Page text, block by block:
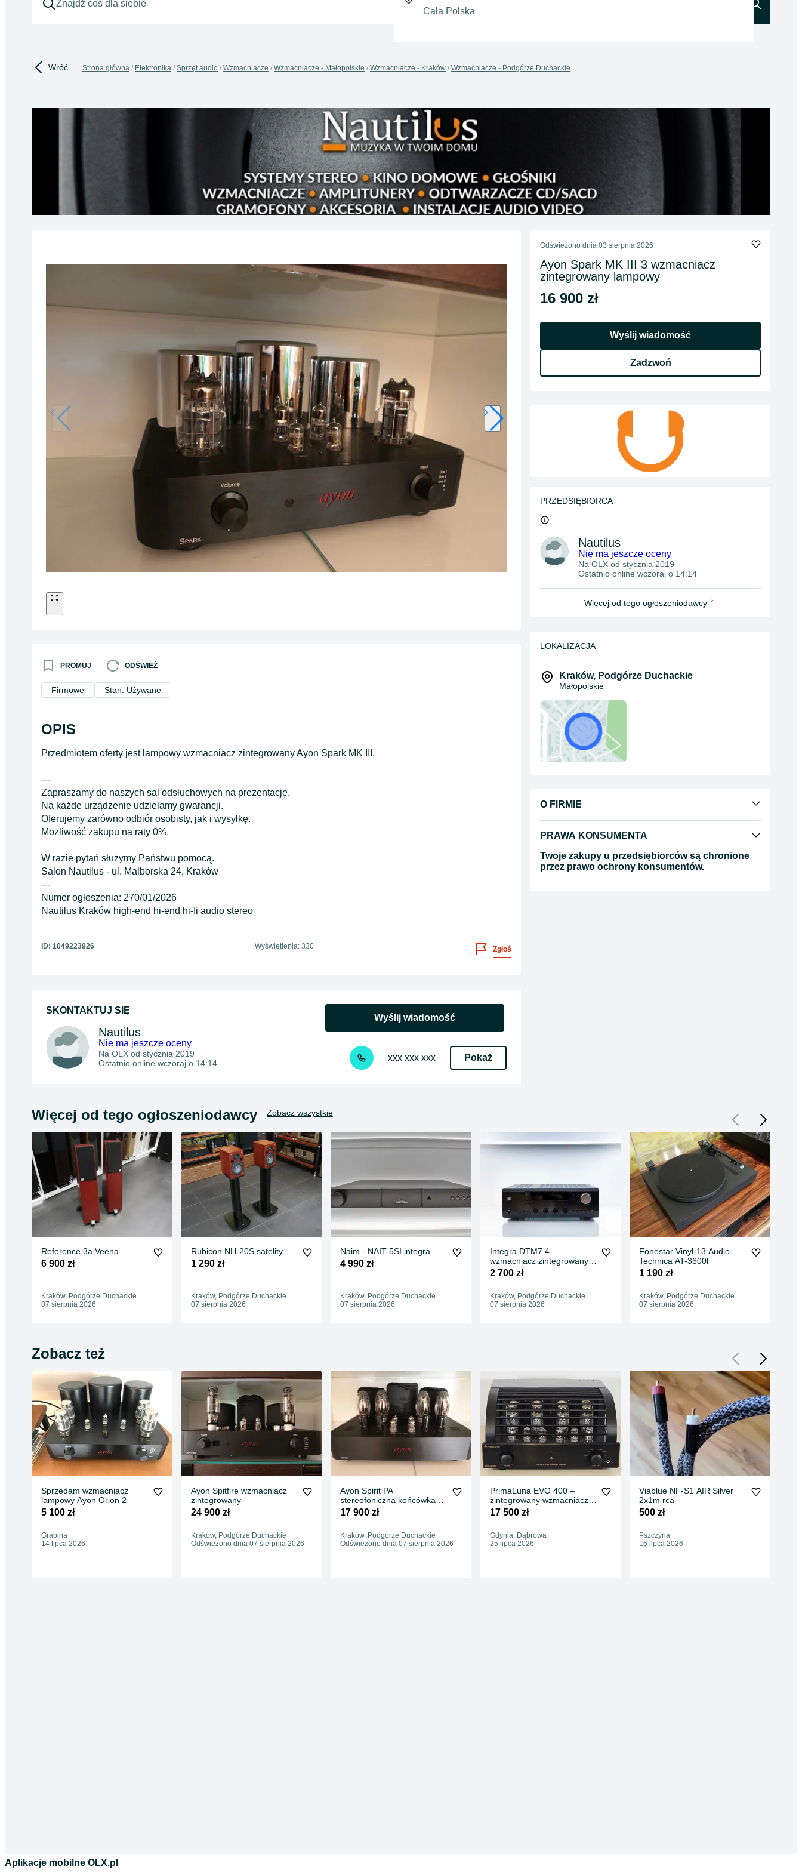
Wróć Strona główna Elektronika Sprzęt audio Wzmacniacze Wzmacniacze - Małopolskie Wzmacniacze - Kraków Wzmacniacze - Podgórze Duchackie
PROMUJ ODŚWIEŻ
Firmowe Stan: Używane
OPIS
Przedmiotem oferty jest lampowy wzmacniacz zintegrowany Ayon Spark MK III.
---
Zapraszamy do naszych sal odsłuchowych na prezentację.
Na każde urządzenie udzielamy gwarancji.
Oferujemy zarówno odbiór osobisty, jak i wysyłkę.
Możliwość zakupu na raty 0%.
W razie pytań służymy Państwu pomocą.
Salon Nautilus - ul. Malborska 24, Kraków
---
Numer ogłoszenia: 270/01/2026
Nautilus Kraków high-end hi-end hi-fi audio stereo
ID: 1049223926 Wyświetlenia: 330 Zgłoś
SKONTAKTUJ SIĘ
Nautilus
Nie ma jeszcze oceny
Na OLX od stycznia 2019
Ostatnio online wczoraj o 14:14
Wyślij wiadomość
xxx xxx xxx Pokaż
Odświeżono dnia 03 sierpnia 2026
Ayon Spark MK III 3 wzmacniacz
zintegrowany lampowy
16 900 zł
Wyślij wiadomość
Zadzwoń
PRZEDSIĘBIORCA
Nautilus
Nie ma jeszcze oceny
Na OLX od stycznia 2019
Ostatnio online wczoraj o 14:14
Więcej od tego ogłoszeniodawcy
LOKALIZACJA
Kraków, Podgórze Duchackie
Małopolskie
O FIRMIE
PRAWA KONSUMENTA
Twoje zakupy u przedsiębiorców są chronione
przez prawo ochrony konsumentów.
Więcej od tego ogłoszeniodawcy Zobacz wszystkie
Reference 3a Veena
6 900 zł
Kraków, Podgórze Duchackie
07 sierpnia 2026
Rubicon NH-20S satelity
1 290 zł
Kraków, Podgórze Duchackie
07 sierpnia 2026
Naim - NAIT 5SI integra
4 990 zł
Kraków, Podgórze Duchackie
07 sierpnia 2026
Integra DTM7.4
wzmacniacz zintegrowany z
funkcjami sieciowymi
2 700 zł
Kraków, Podgórze Duchackie
07 sierpnia 2026
Fonestar Vinyl-13 Audio
Technica AT-3600l
1 190 zł
Kraków, Podgórze Duchackie
07 sierpnia 2026
Zobacz też
Sprzedam wzmacniacz
lampowy Ayon Orion 2
5 100 zł
Grabina
14 lipca 2026
Ayon Spitfire wzmacniacz
zintegrowany
24 900 zł
Kraków, Podgórze Duchackie
Odświeżono dnia 07 sierpnia 2026
Ayon Spirit PA
stereofoniczna końcówka
mocy
17 900 zł
Kraków, Podgórze Duchackie
Odświeżono dnia 07 sierpnia 2026
PrimaLuna EVO 400 –
zintegrowany wzmacniacz
lampowy, stan idealny
17 500 zł
Gdynia, Dąbrowa
25 lipca 2026
Viablue NF-S1 AIR Silver
2x1m rca
500 zł
Pszczyna
16 lipca 2026
Aplikacje mobilne OLX.pl